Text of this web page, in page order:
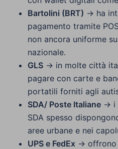
Bartolini (BRT) → ha
pagamento tramite
non ancora uniforme
nazionale.
GLS → in molte città
pagare con carte e
portatili forniti agli
SDA/ Poste Italiane → i
SDA spesso
aree urbane e nei
UPS e FedEx → offrono